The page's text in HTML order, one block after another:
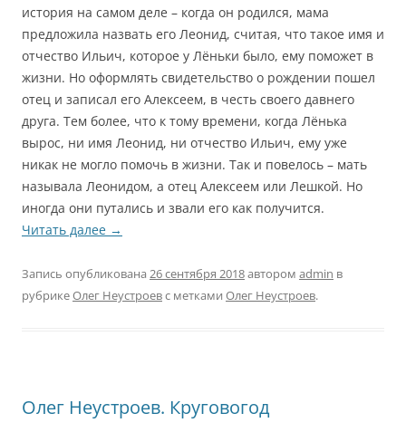
история на самом деле – когда он родился, мама
предложила назвать его Леонид, считая, что такое имя и
отчество Ильич, которое у Лёньки было, ему поможет в
жизни. Но оформлять свидетельство о рождении пошел
отец и записал его Алексеем, в честь своего давнего
друга. Тем более, что к тому времени, когда Лёнька
вырос, ни имя Леонид, ни отчество Ильич, ему уже
никак не могло помочь в жизни. Так и повелось – мать
называла Леонидом, а отец Алексеем или Лешкой. Но
иногда они путались и звали его как получится.
Читать далее →
Запись опубликована 26 сентября 2018автором admin в
рубрикеОлег Неустроевс метками Олег Неустроев.
Олег Неустроев. Круговогод